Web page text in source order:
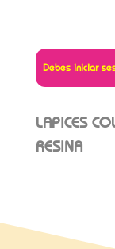
Debes iniciar
LAPICES
RESINA